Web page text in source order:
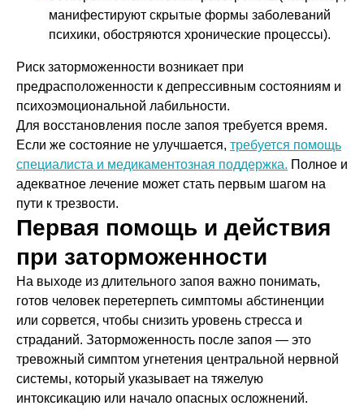
манифестируют скрытые формы заболеваний
психики, обостряются хронические процессы).
Риск заторможенности возникает при
предрасположенности к депрессивным состояниям и
психоэмоциональной лабильности.
Для восстановления после запоя требуется время.
Если же состояние не улучшается, требуется помощь
специалиста и медикаментозная поддержка. Полное и
адекватное лечение может стать первым шагом на
пути к трезвости.
Первая помощь и действия
при заторможенности
На выходе из длительного запоя важно понимать,
готов человек перетерпеть симптомы абстиненции
или сорвется, чтобы снизить уровень стресса и
страданий. Заторможенность после запоя — это
тревожный симптом угнетения центральной нервной
системы, который указывает на тяжелую
интоксикацию или начало опасных осложнений.